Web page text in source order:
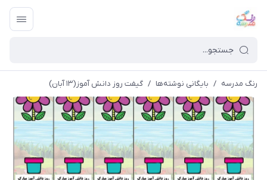
رنگ مدرسه / بایگانی نوشته‌ها / گیفت روز دانش آموز(۱۳ آبان)